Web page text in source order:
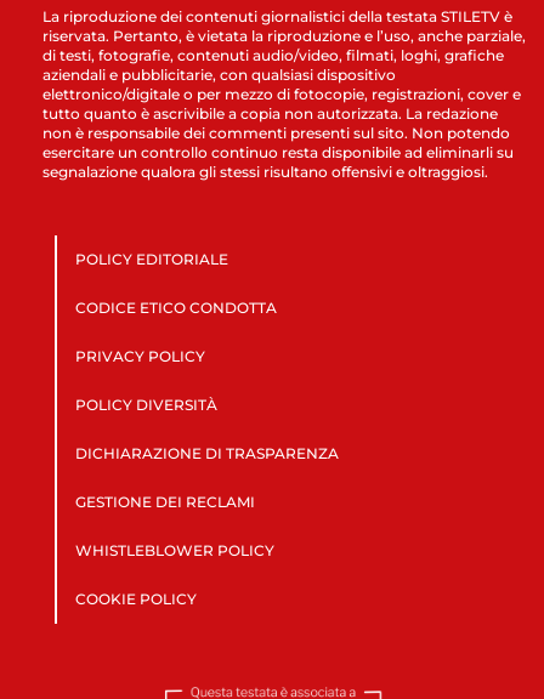
La riproduzione dei contenuti giornalistici della testata STILETV è
riservata. Pertanto, è vietata la riproduzione e l’uso, anche parziale,
di testi, fotografie, contenuti audio/video, filmati, loghi, grafiche
aziendali e pubblicitarie, con qualsiasi dispositivo
elettronico/digitale o per mezzo di fotocopie, registrazioni, cover e
tutto quanto è ascrivibile a copia non autorizzata. La redazione
non è responsabile dei commenti presenti sul sito. Non potendo
esercitare un controllo continuo resta disponibile ad eliminarli su
segnalazione qualora gli stessi risultano offensivi e oltraggiosi.
POLICY EDITORIALE
CODICE ETICO CONDOTTA
PRIVACY POLICY
POLICY DIVERSITÀ
DICHIARAZIONE DI TRASPARENZA
GESTIONE DEI RECLAMI
WHISTLEBLOWER POLICY
COOKIE POLICY